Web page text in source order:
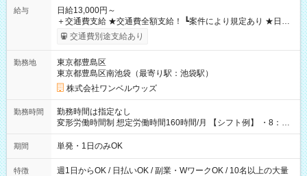
給与
日給13,000円～
＋交通費支給 ★交通費全額支給！ ┗案件により規定あり ★日払
いOK！（規定あり） ┗働いたその日に現金GET♪ お仕事後はコ
ンビニATMから 日払い分を引き落とせます！ 【試用期間】試
交通費別途支給あり
勤務地
東京都豊島区
東京都豊島区南池袋（最寄り駅：池袋駅）
株式会社ワンベルウッズ
勤務時間
勤務時間は指定なし
変形労働時間制 想定労働時間160時間/月 【シフト例】 ・8：00
～21：00
期間 単発・1日のみOK
特徴
週1日からOK / 日払いOK / 副業・WワークOK / 10名以上の大量